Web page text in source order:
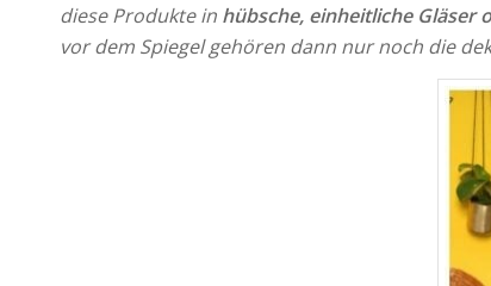
diese Produkte in hübsche, einheitliche Gläser
vor dem Spiegel gehören dann nur noch die